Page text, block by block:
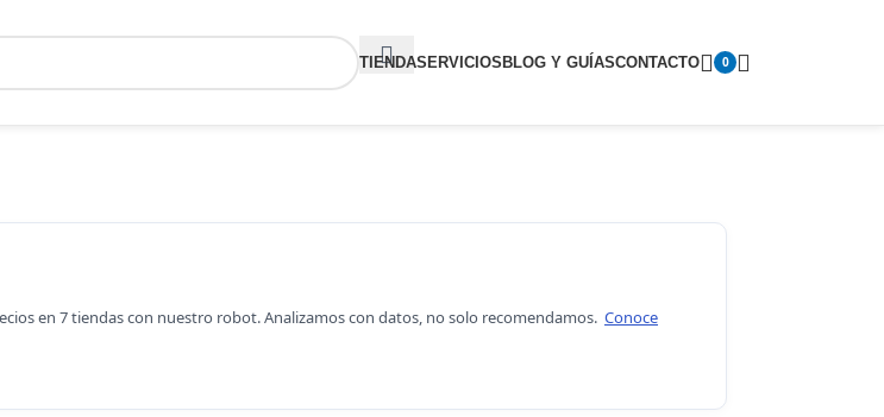
TIENDASERVICIOSBLOG Y GUÍASCONTACTO 0
en 7 tiendas con nuestro robot. Analizamos con datos, no solo recomendamos. Conoce